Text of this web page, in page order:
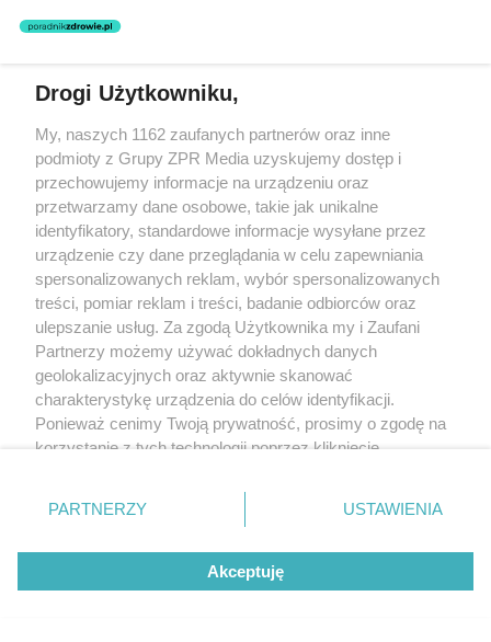
MUZYKA
"ESKA Hity na Czasie" – playlista,
która rozkręci każdą chwilę
Drogi Użytkowniku,
My, naszych 1162 zaufanych partnerów oraz inne
podmioty z Grupy ZPR Media uzyskujemy dostęp i
przechowujemy informacje na urządzeniu oraz
przetwarzamy dane osobowe, takie jak unikalne
identyfikatory, standardowe informacje wysyłane przez
urządzenie czy dane przeglądania w celu zapewniania
spersonalizowanych reklam, wybór spersonalizowanych
treści, pomiar reklam i treści, badanie odbiorców oraz
ulepszanie usług. Za zgodą Użytkownika my i Zaufani
Partnerzy możemy używać dokładnych danych
geolokalizacyjnych oraz aktywnie skanować
charakterystykę urządzenia do celów identyfikacji.
Ponieważ cenimy Twoją prywatność, prosimy o zgodę na
korzystanie z tych technologii poprzez kliknięcie
zmienić/wycofać klikając przycisk ustawień prywatności
znajdujący się w lewym dolnym rogu strony
rodzaje przetwarzania danych nie wymagają zgody
użytkownika, ale masz prawo sprzeciwić się takiemu
przetwarzaniu. Preferencje będą miały zastosowanie tylko
PARTNERZY USTAWIENIA
Akceptuję